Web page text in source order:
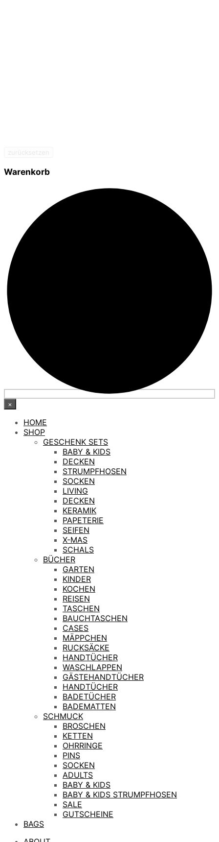
Warenkorb
×
HOME
SHOP
GESCHENK SETS
BABY & KIDS
DECKEN
STRUMPFHOSEN
SOCKEN
LIVING
DECKEN
KERAMIK
PAPETERIE
SEIFEN
X-MAS
SCHALS
BÜCHER
GARTEN
KINDER
KOCHEN
REISEN
TASCHEN
BAUCHTASCHEN
CASES
MÄPPCHEN
RUCKSÄCKE
HANDTÜCHER
WASCHLAPPEN
GÄSTEHANDTÜCHER
HANDTÜCHER
BADETÜCHER
BADEMATTEN
SCHMUCK
BROSCHEN
KETTEN
OHRRINGE
PINS
SOCKEN
ADULTS
BABY & KIDS
BABY & KIDS STRUMPFHOSEN
SALE
GUTSCHEINE
BAGS